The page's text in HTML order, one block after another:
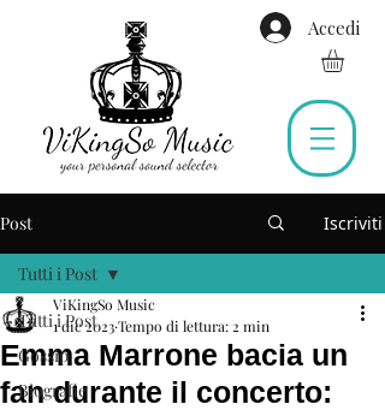
Accedi
Post Iscriviti
Tutti i Post
Gossip
Biografie
Tutti i Post
Emma Marrone bacia un
fan durante il concerto:
ViKingSo Music
1 dic 2023Tempo di lettura: 2 min